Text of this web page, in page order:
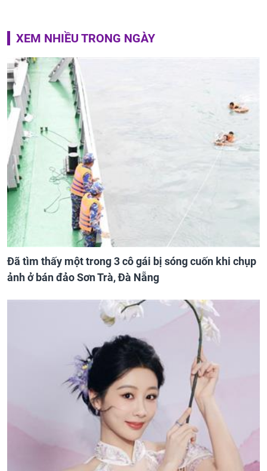
XEM NHIỀU TRONG NGÀY
Đã tìm thấy một trong 3 cô gái bị sóng cuốn khi chụp
ảnh ở bán đảo Sơn Trà, Đà Nẵng